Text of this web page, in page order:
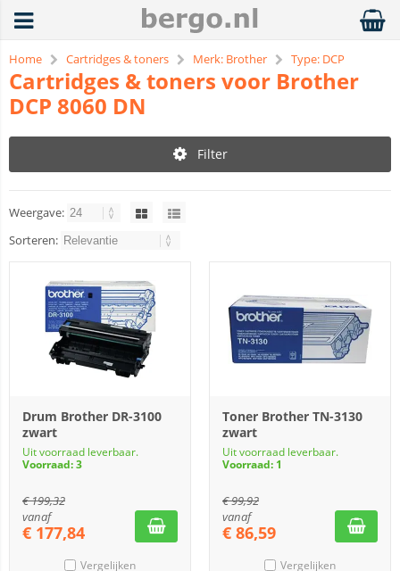
Home Cartridges & toners Merk: Brother Type: DCP
Cartridges & toners voor Brother
DCP 8060 DN
Filter
Weergave:
Sorteren:
Drum Brother DR-3100
zwart
Uit voorraad leverbaar.
Voorraad: 3
€199,32
vanaf
€ 177,84
Vergelijken
Toner Brother TN-3130
zwart
Uit voorraad leverbaar.
Voorraad: 1
€99,92
vanaf
€ 86,59
Vergelijken